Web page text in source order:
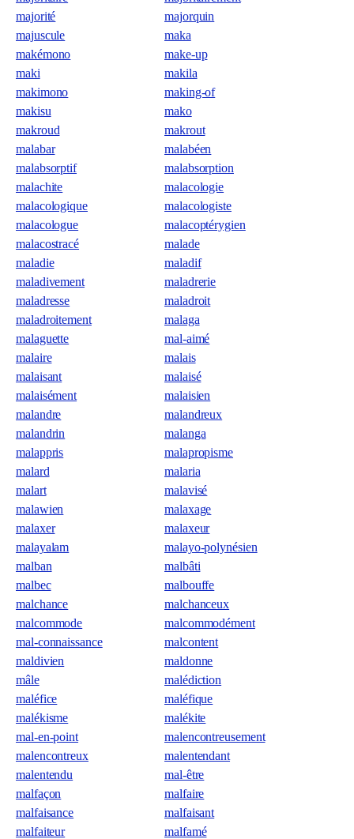
majorité
majorquin
majuscule
maka
makémono
make-up
maki
makila
makimono
making-of
makisu
mako
makroud
makrout
malabar
malabéen
malabsorptif
malabsorption
malachite
malacologie
malacologique
malacologiste
malacologue
malacoptérygien
malacostracé
malade
maladie
maladif
maladivement
maladrerie
maladresse
maladroit
maladroitement
malaga
malaguette
mal-aimé
malaire
malais
malaisant
malaisé
malaisément
malaisien
malandre
malandreux
malandrin
malanga
malappris
malapropisme
malard
malaria
malart
malavisé
malawien
malaxage
malaxer
malaxeur
malayalam
malayo-polynésien
malban
malbâti
malbec
malbouffe
malchance
malchanceux
malcommode
malcommodément
mal-connaissance
malcontent
maldivien
maldonne
mâle
malédiction
maléfice
maléfique
malékisme
malékite
mal-en-point
malencontreusement
malencontreux
malentendant
malentendu
mal-être
malfaçon
malfaire
malfaisance
malfaisant
malfaiteur
malfamé